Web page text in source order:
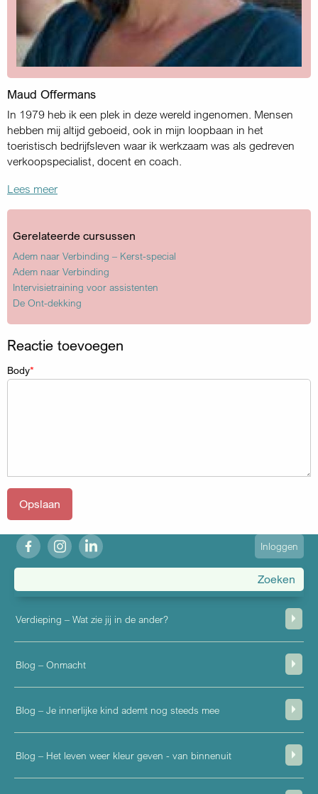
Maud Offermans
In 1979 heb ik een plek in deze wereld ingenomen. Mensen
hebben mij altijd geboeid, ook in mijn loopbaan in het
toeristisch bedrijfsleven waar ik werkzaam was als gedreven
verkoopspecialist, docent en coach.
Lees meer
Gerelateerde cursussen
Adem naar Verbinding – Kerst-special
Adem naar Verbinding
Intervisietraining voor assistenten
De Ont-dekking
Reactie toevoegen
Body
fb ig in
User
account
menu
Inloggen
Verdieping – Wat zie jij in de ander?
Blog – Onmacht
Blog – Je innerlijke kind ademt nog steeds mee
Blog – Het leven weer kleur geven - van binnenuit